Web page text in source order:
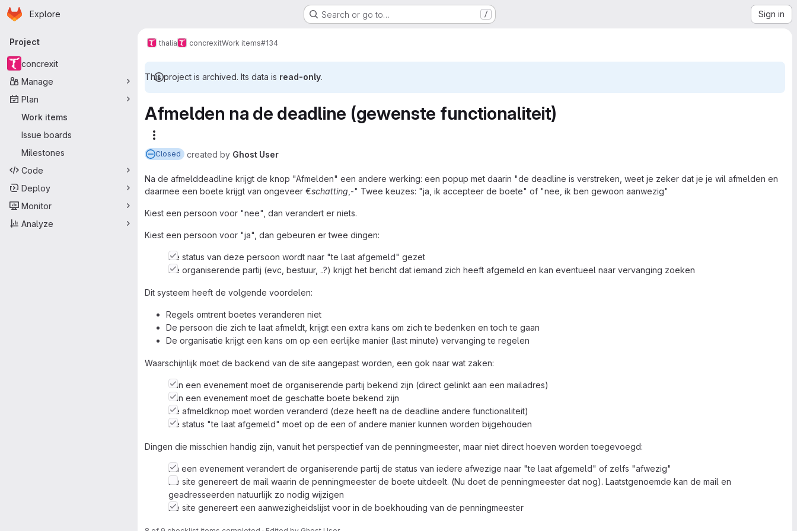
Skip to main content
Homepage
Explore Search or go to… / Sign in
Primary navigation
Project
concrexit
Manage
Plan
Work items
Issue boards
Milestones
Code
Deploy
Monitor
Analyze
thalia concrexitWork items#134
This project is archived. Its data is read-only.
Afmelden na de deadline (gewenste functionaliteit)
Closed created by Ghost User
Na de afmelddeadline krijgt de knop "Afmelden" een andere werking: een popup met daarin "de deadline is verstreken, weet je zeker dat je je wil afmelden en
daarmee een boete krijgt van ongeveer €schatting ,-" Twee keuzes: "ja, ik accepteer de boete" of "nee, ik ben gewoon aanwezig"
Kiest een persoon voor "nee", dan verandert er niets.
Kiest een persoon voor "ja", dan gebeuren er twee dingen:
De status van deze persoon wordt naar "te laat afgemeld" gezet
De organiserende partij (evc, bestuur, ..?) krijgt het bericht dat iemand zich heeft afgemeld en kan eventueel naar vervanging zoeken
Dit systeem heeft de volgende voordelen:
Regels omtrent boetes veranderen niet
De persoon die zich te laat afmeldt, krijgt een extra kans om zich te bedenken en toch te gaan
De organisatie krijgt een kans om op een eerlijke manier (last minute) vervanging te regelen
Waarschijnlijk moet de backend van de site aangepast worden, een gok naar wat zaken:
Van een evenement moet de organiserende partij bekend zijn (direct gelinkt aan een mailadres)
Van een evenement moet de geschatte boete bekend zijn
De afmeldknop moet worden veranderd (deze heeft na de deadline andere functionaliteit)
De status "te laat afgemeld" moet op de een of andere manier kunnen worden bijgehouden
Dingen die misschien handig zijn, vanuit het perspectief van de penningmeester, maar niet direct hoeven worden toegevoegd:
Na een evenement verandert de organiserende partij de status van iedere afwezige naar "te laat afgemeld" of zelfs "afwezig"
De site genereert de mail waarin de penningmeester de boete uitdeelt. (Nu doet de penningmeester dat nog). Laatstgenoemde kan de mail en
geadresseerden natuurlijk zo nodig wijzigen
De site genereert een aanwezigheidslijst voor in de boekhouding van de penningmeester